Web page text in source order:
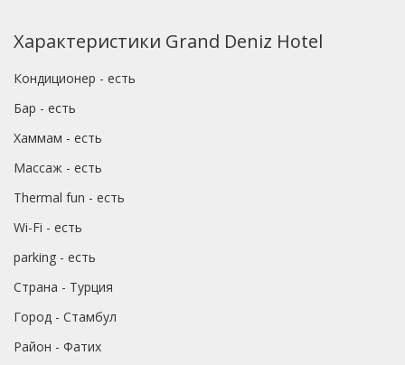
Характеристики Grand Deniz Hotel
Кондиционер - есть
Бар - есть
Хаммам - есть
Массаж - есть
Thermal fun - есть
Wi-Fi - есть
parking - есть
Страна - Турция
Город - Стамбул
Район - Фатих